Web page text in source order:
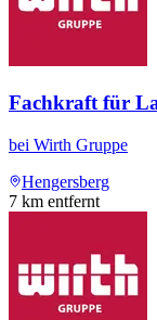
Fachkraft für
bei Wirth Gruppe
Hengersberg
7 km entfernt